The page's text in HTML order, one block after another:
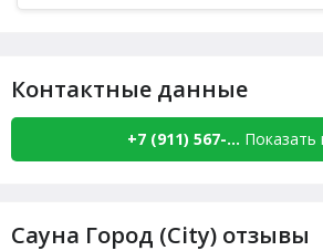
Контактные данные
+7 (911) 567-... Показать
Сауна Город (City) отзывы